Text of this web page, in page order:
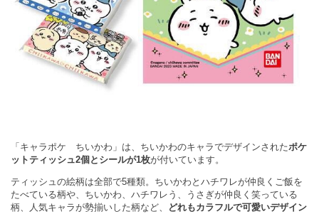
「キャラポケ ちいかわ」は、ちいかわのキャラでデザインされたポケ
ットティッシュ2個とシールが1枚が付いています。
ティッシュの絵柄は全部で5種類。ちいかわとハチワレが仲良くご飯を
たべている柄や、ちいかわ、ハチワレう、うさぎが仲良く笑っている
柄、人気キャラが勢揃いした柄など、
どれもカラフルで可愛いデザイン